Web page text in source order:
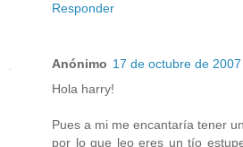
Responder
Anónimo 17 de octubre de
Hola harry!
Pues a mi me encantaría tener
por lo que leo eres un tío